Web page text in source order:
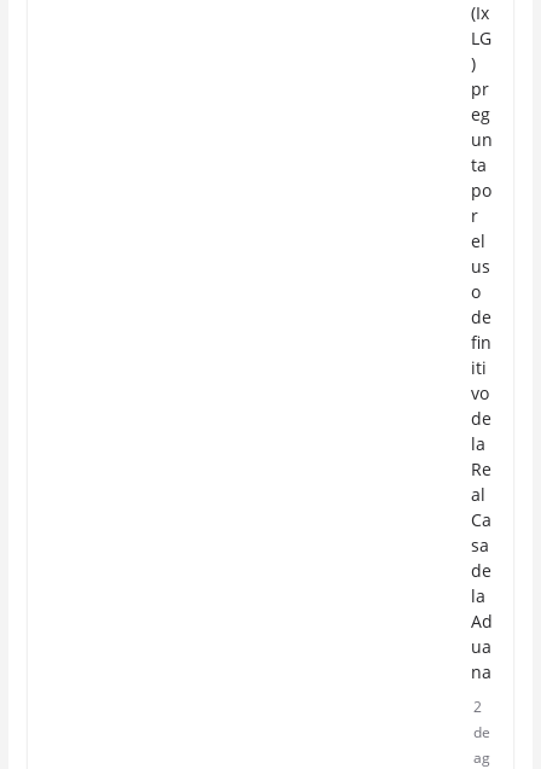
(Ix
LG
)
pr
eg
un
ta
po
r
el
us
o
de
fin
iti
vo
de
la
Re
al
Ca
sa
de
la
Ad
ua
na
2
de
ag